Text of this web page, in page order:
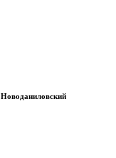
Новоданиловский